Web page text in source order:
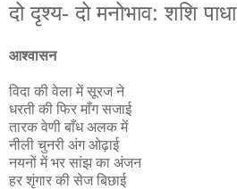
दो दृश्य- दो मनोभाव: शशि पाधा
आश्वासन
विदा की वेला में सूरज ने
धरती की फिर माँग सजाई
तारक वेणी बाँध अलक में
नीली चुनरी अंग ओढ़ाई
नयनों में भर सांझ का अंजन
हर शृंगार की सेज बिछाई